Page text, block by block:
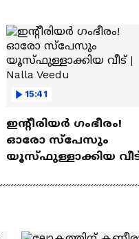
15:41
ഇന്റീരിയർ ഗംഭീരം!
ഓരോ സ്‌പേസും
യൂസ്ഫുള്ളാക്കിയ